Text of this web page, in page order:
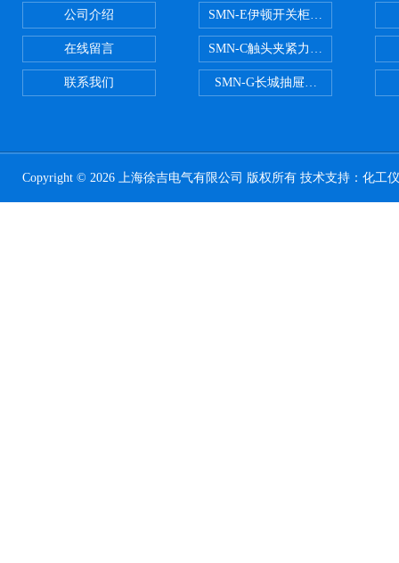
公司介绍
在线留言
联系我们
SMN-E伊顿开关柜触头夹紧力检
SMN-C触头夹紧力检测仪
SMN-G长城抽屉开关柜触头夹紧
Copyright © 2026 上海徐吉电气有限公司 版权所有 技术支持： 化工